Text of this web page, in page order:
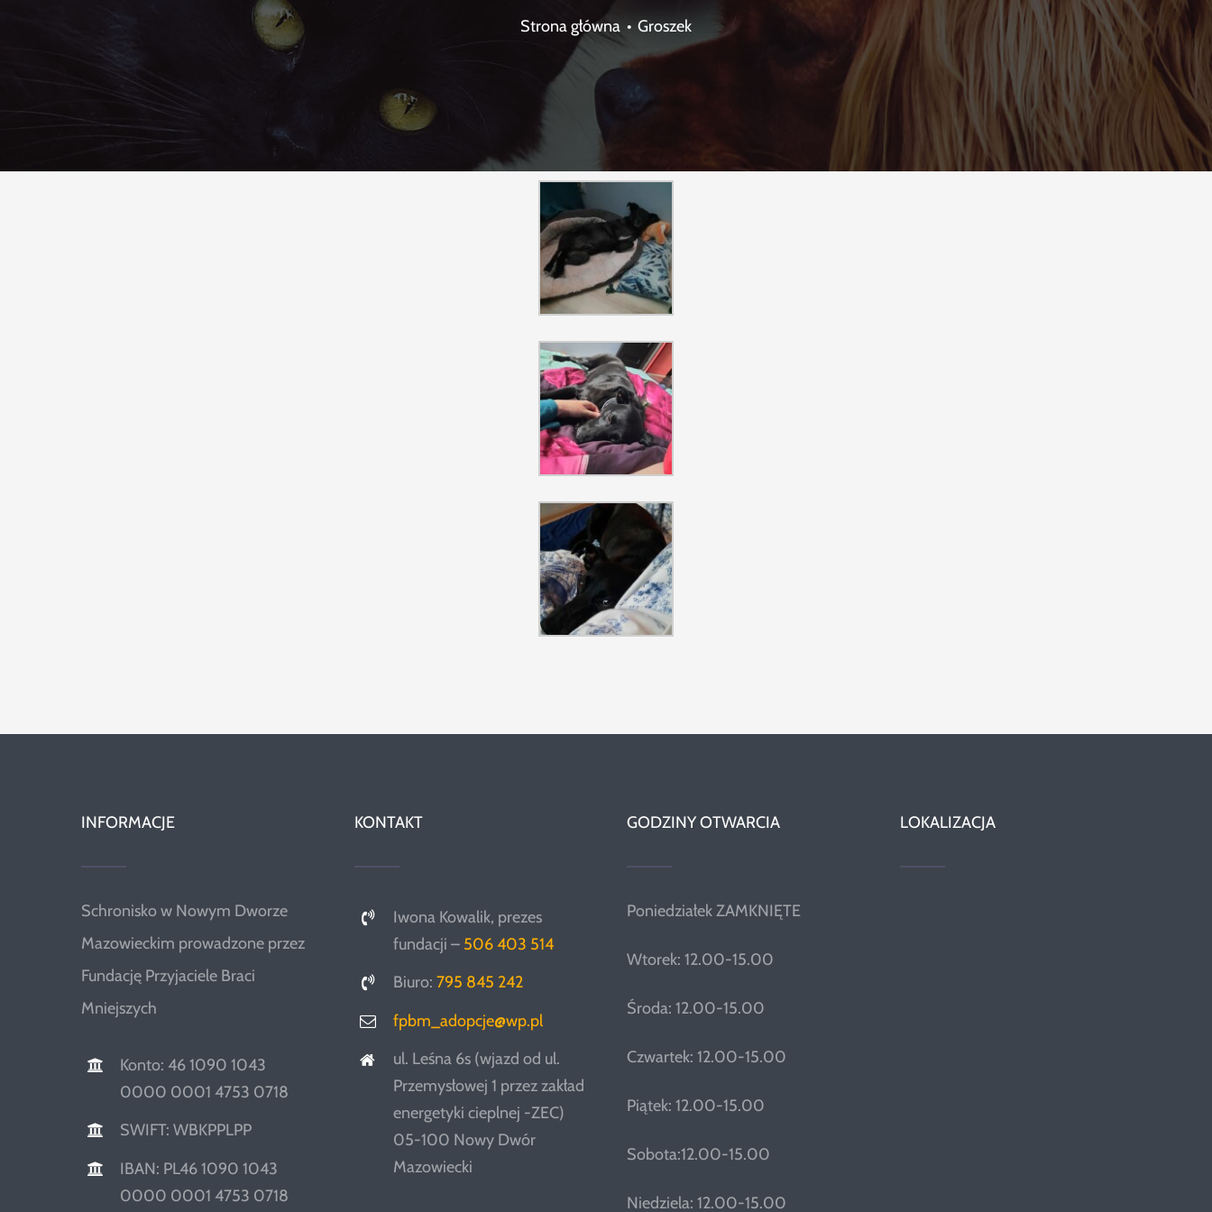
Strona główna Groszek
INFORMACJE
Schronisko w Nowym Dworze
Mazowieckim prowadzone przez
Fundację Przyjaciele Braci
Mniejszych
Konto: 46 1090 1043
0000 0001 4753 0718
SWIFT: WBKPPLPP
IBAN: PL46 1090 1043
0000 0001 4753 0718
KONTAKT
Iwona Kowalik, prezes
fundacji – 506 403 514
Biuro: 795 845 242
fpbm_adopcje@wp.pl
ul. Leśna 6s (wjazd od ul.
Przemysłowej 1 przez zakład
energetyki cieplnej -ZEC)
05-100 Nowy Dwór
Mazowiecki
GODZINY OTWARCIA
Poniedziałek ZAMKNIĘTE
Wtorek: 12.00-15.00
Środa: 12.00-15.00
Czwartek: 12.00-15.00
Piątek: 12.00-15.00
Sobota:12.00-15.00
Niedziela: 12.00-15.00
LOKALIZACJA